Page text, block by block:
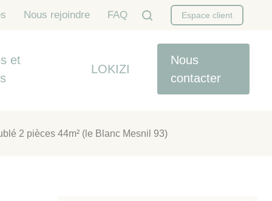
Nous rejoindre FAQ Espace client
et
LOKIZI
Nous
contacter
2 pièces 44m² (le Blanc Mesnil 93)